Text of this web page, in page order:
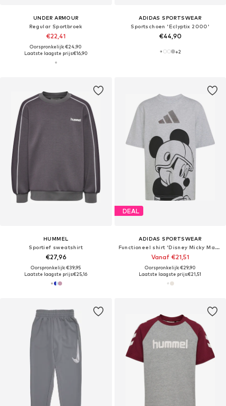
UNDER ARMOUR
Regular Sportbroek
€22,41
Oorspronkelijk: €24,90
Laatste laagste prijs:€16,90
ADIDAS SPORTSWEAR
Sportschoen 'Eclyptix 2000'
€44,90
+2
HUMMEL
Sportief sweatshirt
€27,96
Oorspronkelijk: €39,95
Laatste laagste prijs:€25,16
DEAL
ADIDAS SPORTSWEAR
Functioneel shirt 'Disney Micky Maus'
Vanaf €21,51
Oorspronkelijk: €29,90
Laatste laagste prijs:€21,51